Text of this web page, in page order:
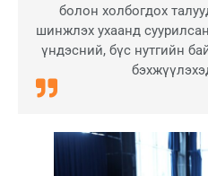
болон холбогдох
шинжлэх ухаанд
үндэсний, бүс нутгийн